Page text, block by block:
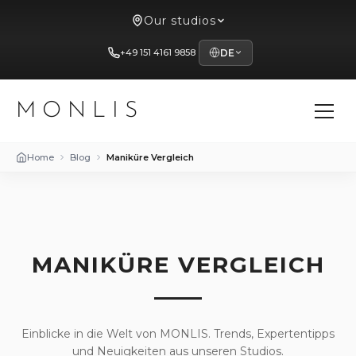
Our studios
+49 151 4161 9858 DE
MONLIS
Home Blog Maniküre Vergleich
MANIKÜRE VERGLEICH
Einblicke in die Welt von MONLIS. Trends, Expertentipps
und Neuigkeiten aus unseren Studios.